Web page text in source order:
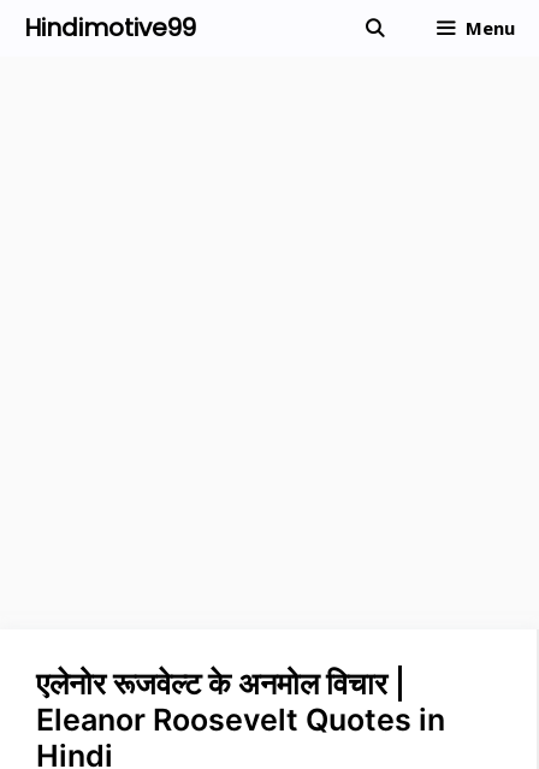
SkipHindimotive99 Menu
एलेनोर रूजवेल्ट के अनमोल विचार |
Eleanor Roosevelt Quotes in
Hindi